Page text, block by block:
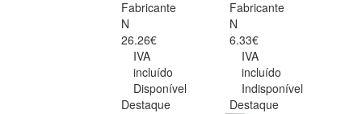
Fabricante
N
26.26€
IVA
incluído
Disponível
Fabricante
N
6.33€
IVA
incluído
Indisponível
Destaque
Destaque